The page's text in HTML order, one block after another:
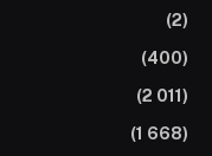
(2)
(400)
(2 011)
(1 668)